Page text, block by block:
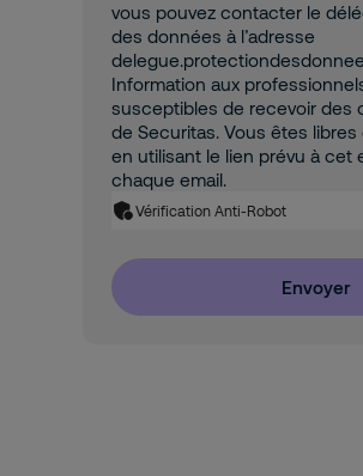
vous pouvez contacter le
des données à l’adresse
Information aux
susceptibles de recevoir des
de Securitas. Vous êtes
en utilisant le lien prévu à cet
chaque email.
Vérification Anti-Robot
Envoyer